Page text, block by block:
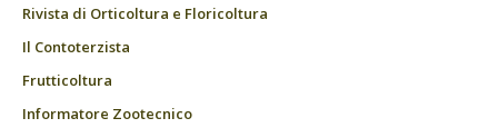
Rivista di Orticoltura e Floricoltura
Il Contoterzista
Frutticoltura
Informatore Zootecnico